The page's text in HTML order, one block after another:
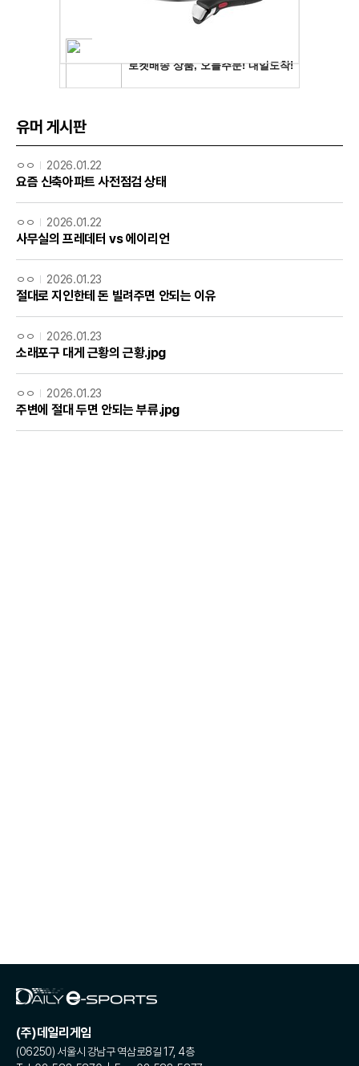
유머 게시판
ㅇㅇ 2026.01.22
요즘 신축아파트 사전점검 상태
ㅇㅇ 2026.01.22
사무실의 프레데터 vs 에이리언
ㅇㅇ 2026.01.23
절대로 지인한테 돈 빌려주면 안되는 이유
ㅇㅇ 2026.01.23
소래포구 대게 근황의 근황.jpg
ㅇㅇ 2026.01.23
주변에 절대 두면 안되는 부류.jpg
(주)데일리게임
(06250) 서울시 강남구 역삼로8길 17, 4층